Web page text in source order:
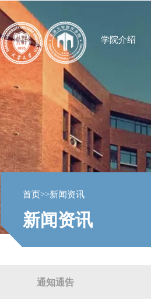
学院介绍
首页>>新闻资讯
新闻资讯
通知通告